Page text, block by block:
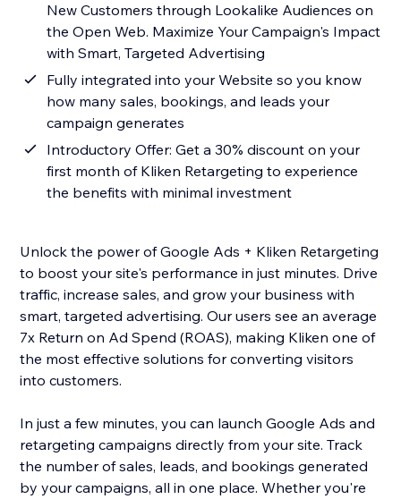
New Customers through Lookalike Audiences on
the Open Web. Maximize Your Campaign's Impact
with Smart, Targeted Advertising
Fully integrated into your Website so you know
how many sales, bookings, and leads your
campaign generates
Introductory Offer: Get a 30% discount on your
first month of Kliken Retargeting to experience
the benefits with minimal investment
Unlock the power of Google Ads + Kliken Retargeting
to boost your site's performance in just minutes. Drive
traffic, increase sales, and grow your business with
smart, targeted advertising. Our users see an average
7x Return on Ad Spend (ROAS), making Kliken one of
the most effective solutions for converting visitors
into customers.
In just a few minutes, you can launch Google Ads and
retargeting campaigns directly from your site. Track
the number of sales, leads, and bookings generated
by your campaigns, all in one place. Whether you're